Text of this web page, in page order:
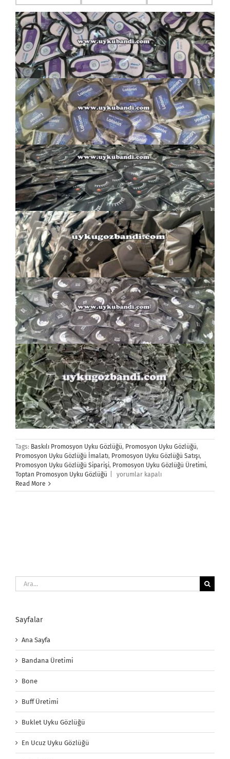
Tags: Baskılı Promosyon Uyku Gözlüğü, Promosyon Uyku Gözlüğü,
Promosyon Uyku Gözlüğü İmalatı, Promosyon Uyku Gözlüğü Satışı,
Promosyon Uyku Gözlüğü Siparişi, Promosyon Uyku Gözlüğü Üretimi,
Toptan Promosyon Uyku Gözlüğü
Promosyon
Gözlüğü
yorumlar kapalı
Read More
Ara:
Sayfalar
Ana Sayfa
Bandana Üretimi
Bone
Buff Üretimi
Buklet Uyku Gözlüğü
En Ucuz Uyku Gözlüğü